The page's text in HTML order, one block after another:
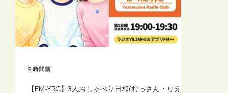
【FM-YRC】3人おしゃべり日和(むっさん・りえさ
9 時間前